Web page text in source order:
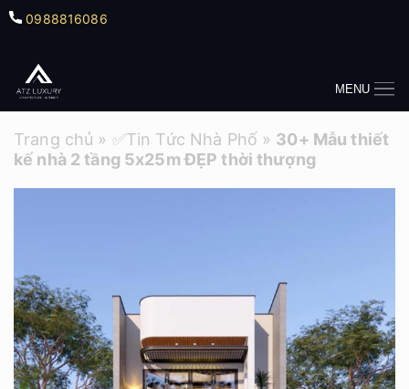
0988816086
MENU
Trang chủ » ✅Tin Tức Nhà Phố » 30+ Mẫu thiết
kế nhà 2 tầng 5x25m ĐẸP thời thượng